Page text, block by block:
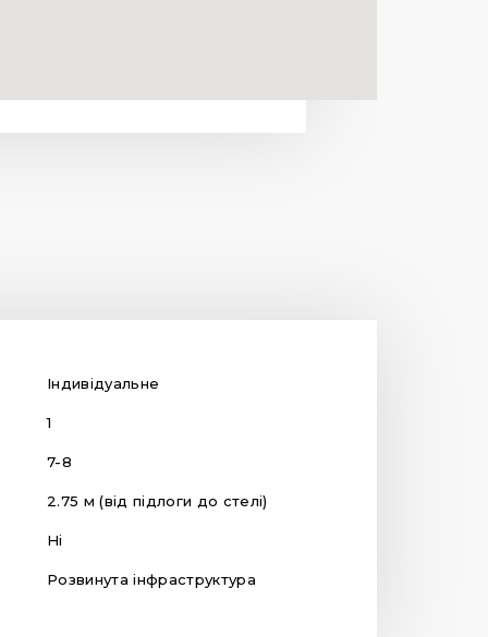
Індивідуальне
1
7-8
2.75 м (від підлоги до стелі)
Ні
Розвинута інфраструктура